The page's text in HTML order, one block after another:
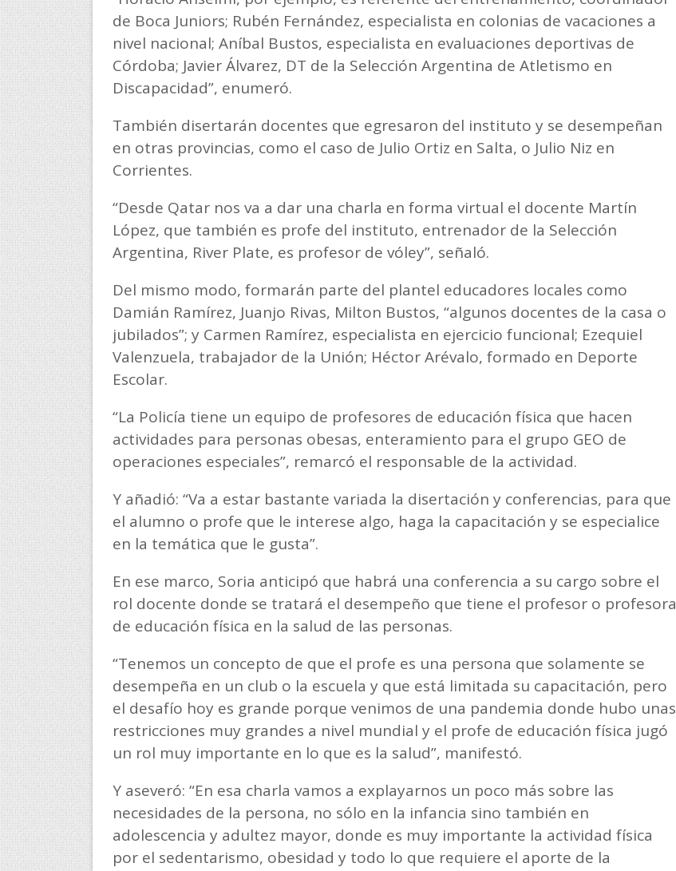
de Boca Juniors; Rubén Fernández, especialista en colonias de vacaciones a
nivel nacional; Aníbal Bustos, especialista en evaluaciones deportivas de
Córdoba; Javier Álvarez, DT de la Selección Argentina de Atletismo en
Discapacidad”, enumeró.
También disertarán docentes que egresaron del instituto y se desempeñan
en otras provincias, como el caso de Julio Ortiz en Salta, o Julio Niz en
Corrientes.
“Desde Qatar nos va a dar una charla en forma virtual el docente Martín
López, que también es profe del instituto, entrenador de la Selección
Argentina, River Plate, es profesor de vóley”, señaló.
Del mismo modo, formarán parte del plantel educadores locales como
Damián Ramírez, Juanjo Rivas, Milton Bustos, “algunos docentes de la casa o
jubilados”; y Carmen Ramírez, especialista en ejercicio funcional; Ezequiel
Valenzuela, trabajador de la Unión; Héctor Arévalo, formado en Deporte
Escolar.
“La Policía tiene un equipo de profesores de educación física que hacen
actividades para personas obesas, enteramiento para el grupo GEO de
operaciones especiales”, remarcó el responsable de la actividad.
Y añadió: “Va a estar bastante variada la disertación y conferencias, para que
el alumno o profe que le interese algo, haga la capacitación y se especialice
en la temática que le gusta”.
En ese marco, Soria anticipó que habrá una conferencia a su cargo sobre el
rol docente donde se tratará el desempeño que tiene el profesor o profesora
de educación física en la salud de las personas.
“Tenemos un concepto de que el profe es una persona que solamente se
desempeña en un club o la escuela y que está limitada su capacitación, pero
el desafío hoy es grande porque venimos de una pandemia donde hubo unas
restricciones muy grandes a nivel mundial y el profe de educación física jugó
un rol muy importante en lo que es la salud”, manifestó.
Y aseveró: “En esa charla vamos a explayarnos un poco más sobre las
necesidades de la persona, no sólo en la infancia sino también en
adolescencia y adultez mayor, donde es muy importante la actividad física
por el sedentarismo, obesidad y todo lo que requiere el aporte de la